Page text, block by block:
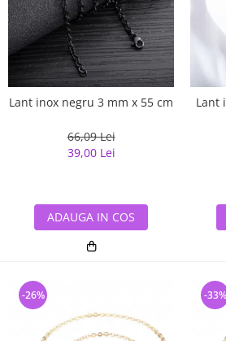
Lant inox negru 3 mm x 55 cm
66,09 Lei
39,00 Lei
ADAUGA IN COS
Lant
-26% -33%